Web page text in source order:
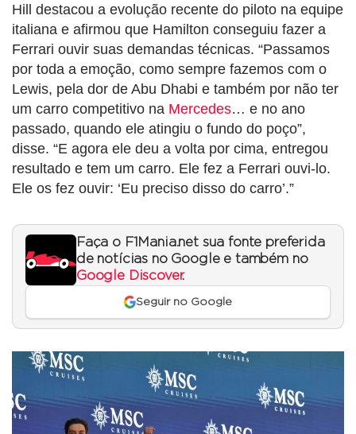
Hill destacou a evolução recente do piloto na equipe
italiana e afirmou que Hamilton conseguiu fazer a
Ferrari ouvir suas demandas técnicas. “Passamos
por toda a emoção, como sempre fazemos com o
Lewis, pela dor de Abu Dhabi e também por não ter
um carro competitivo na Mercedes… e no ano
passado, quando ele atingiu o fundo do poço”,
disse. “E agora ele deu a volta por cima, entregou
resultado e tem um carro. Ele fez a Ferrari ouvi-lo.
Ele os fez ouvir: ‘Eu preciso disso do carro’.”
Faça o F1Mania.net sua fonte preferida
de notícias no Google e também no
Google Discover.
Seguir no Google